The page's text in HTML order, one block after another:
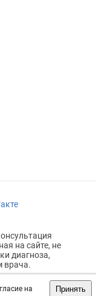
на
Принять
на сайте, не
диагноза,
врача.